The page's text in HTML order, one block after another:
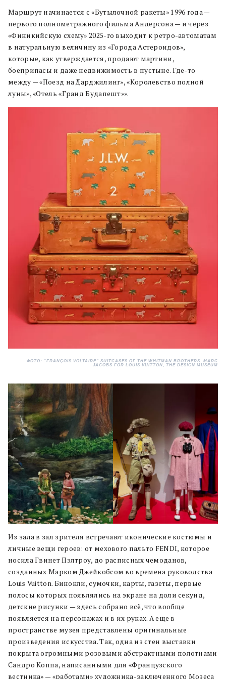
Маршрут начинается с «Бутылочной ракеты» 1996 года —
первого полнометражного фильма Андерсона — и через
«Финикийскую схему» 2025-го выходит к ретро-автоматам
в натуральную величину из «Города Астероидов»,
которые, как утверждается, продают мартини,
боеприпасы и даже недвижимость в пустыне. Где-то
между — «Поезд на Дарджилинг», «Королевство полной
луны», «Отель «Гранд Будапешт»».
ФОТО: “FRANÇOIS VOLTAIRE” SUITCASES OF THE WHITMAN BROTHERS. MARC
JACOBS FOR LOUIS VUITTON, THE DESIGN MUSEUM
Из зала в зал зрителя встречают иконические костюмы и
личные вещи героев: от мехового пальто FENDI, которое
носила Гвинет Пэлтроу, до расписных чемоданов,
созданных Марком Джейкобсом во времена руководства
Louis Vuitton. Бинокли, сумочки, карты, газеты, первые
полосы которых появлялись на экране на доли секунд,
детские рисунки — здесь собрано всё, что вообще
появляется на персонажах и в их руках. А еще в
пространстве музея представлены оригинальные
произведения искусства. Так, одна из стен выставки
покрыта огромными розовыми абстрактными полотнами
Сандро Коппа, написанными для «Французского
вестника» — «работами» художника-заключенного Мозеса